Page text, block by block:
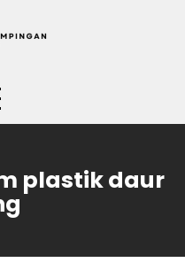
plastik daur